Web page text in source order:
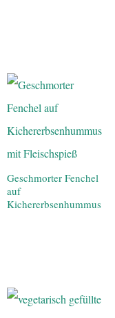
Geschmorter Fenchel
auf
Kichererbsenhummus